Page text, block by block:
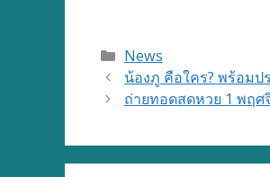
Categories
News
น้องภู คือใคร? พร้อม
ถ่ายทอดสดหวย 1 พฤศ